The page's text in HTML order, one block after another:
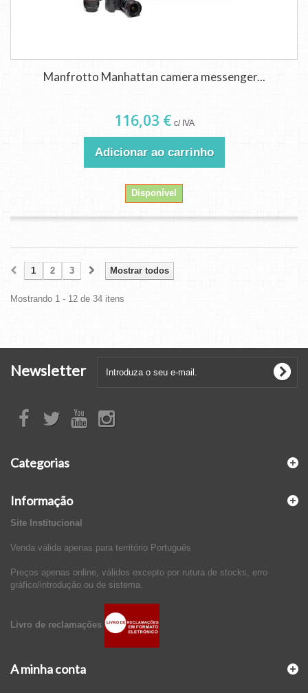
Manfrotto Manhattan camera messenger...
116,03 € c/ IVA
Adicionar ao carrinho
Disponível
Mostrar todos
1 2 3
Mostrando 1 - 12 de 34 itens
Newsletter
Categorias
Informação
Site Institucional
Venda válida apenas para território Português
Preços apenas online, válidos excepto por rutura de stocks, erro
gráfico/introdução ou de sistema.
Livro de reclamações
A minha conta